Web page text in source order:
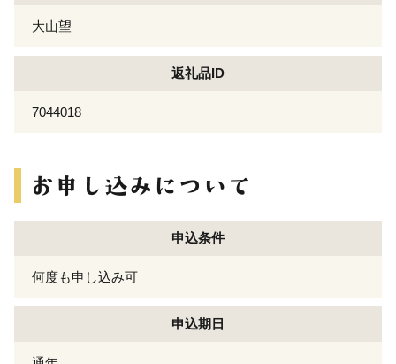
大山望
返礼品ID
7044018
申込条件
何度も申し込み可
申込期日